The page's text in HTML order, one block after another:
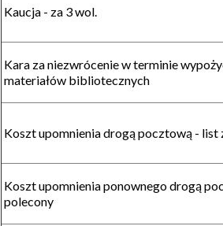
Kaucja - za 3 wol.
Kara za niezwrócenie w terminie
materiałów bibliotecznych
Koszt upomnienia drogą pocztową - list
Koszt upomnienia ponownego drogą
polecony